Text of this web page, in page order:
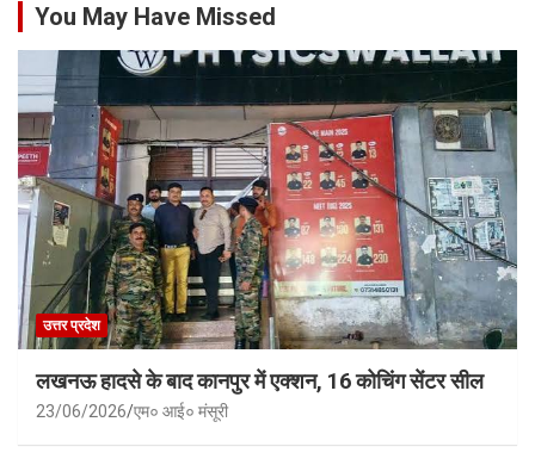
You May Have Missed
उत्तर प्रदेश
लखनऊ हादसे के बाद कानपुर में एक्शन, 16 कोचिंग सेंटर सील
23/06/2026 एम० आई० मंसूरी